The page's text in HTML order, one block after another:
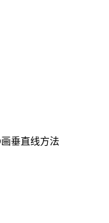
垂直线方法